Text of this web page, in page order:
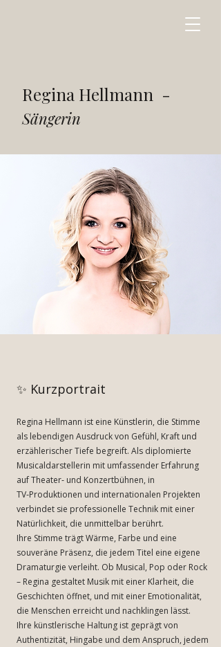
Regina Hellmann -
Sängerin
✨ Kurzportrait
Regina Hellmann ist eine Künstlerin, die Stimme
als lebendigen Ausdruck von Gefühl, Kraft und
erzählerischer Tiefe begreift. Als diplomierte
Musicaldarstellerin mit umfassender Erfahrung
auf Theater‑ und Konzertbühnen, in
TV‑Produktionen und internationalen Projekten
verbindet sie professionelle Technik mit einer
Natürlichkeit, die unmittelbar berührt.
Ihre Stimme trägt Wärme, Farbe und eine
souveräne Präsenz, die jedem Titel eine eigene
Dramaturgie verleiht. Ob Musical, Pop oder Rock
– Regina gestaltet Musik mit einer Klarheit, die
Geschichten öffnet, und mit einer Emotionalität,
die Menschen erreicht und nachklingen lässt.
Ihre künstlerische Haltung ist geprägt von
Authentizität, Hingabe und dem Anspruch, jedem